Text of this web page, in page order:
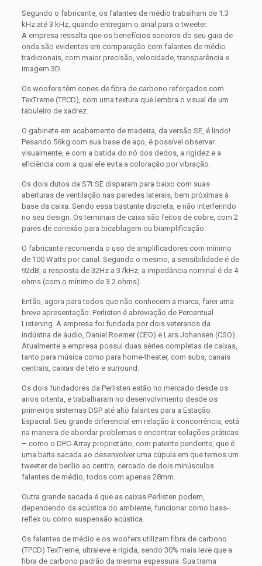
Segundo o fabricante, os falantes de médio trabalham de 1.3
kHz até 3 kHz, quando entregam o sinal para o tweeter.
A empresa ressalta que os benefícios sonoros do seu guia de
onda são evidentes em comparação com falantes de médio
tradicionais, com maior precisão, velocidade, transparência e
imagem 3D.
Os woofers têm cones de fibra de carbono reforçados com
TexTreme (TPCD), com uma textura que lembra o visual de um
tabuleiro de xadrez.
O gabinete em acabamento de madeira, da versão SE, é lindo!
Pesando 56kg com sua base de aço, é possível observar
visualmente, e com a batida do nó dos dedos, a rigidez e a
eficiência com a qual ele evita a coloração por vibração.
Os dois dutos da S7t SE disparam para baixo com suas
aberturas de ventilação nas paredes laterais, bem próximas à
base da caixa. Sendo essa bastante discreta, e não interferindo
no seu design. Os terminais de caixa são feitos de cobre, com 2
pares de conexão para bicablagem ou biamplificação.
O fabricante recomenda o uso de amplificadores com mínimo
de 100 Watts por canal. Segundo o mesmo, a sensibilidade é de
92dB, a resposta de 32Hz a 37kHz, a impedância nominal é de 4
ohms (com o mínimo de 3.2 ohms).
Então, agora para todos que não conhecem a marca, farei uma
breve apresentação: Perlisten é abreviação de Percentual
Listening. A empresa foi fundada por dois veteranos da
indústria de áudio, Daniel Roemer (CEO) e Lars Johansen (CSO).
Atualmente a empresa possui duas séries completas de caixas,
tanto para música como para home-theater, com subs, canais
centrais, caixas de teto e surround.
Os dois fundadores da Perlisten estão no mercado desde os
anos oitenta, e trabalharam no desenvolvimento desde os
primeiros sistemas DSP até alto falantes para a Estação
Espacial. Seu grande diferencial em relação à concorrência, está
na maneira de abordar problemas e encontrar soluções práticas
– como o DPC-Array proprietário, com patente pendente, que é
uma baita sacada ao desenvolver uma cúpula em que temos um
tweeter de berílio ao centro, cercado de dois minúsculos
falantes de médio, todos com apenas 28mm.
Outra grande sacada é que as caixas Perlisten podem,
dependendo da acústica do ambiente, funcionar como bass-
reflex ou como suspensão acústica.
Os falantes de médio e os woofers utilizam fibra de carbono
(TPCD) TexTreme, ultraleve e rígida, sendo 30% mais leve que a
fibra de carbono padrão da mesma espessura. Sua trama